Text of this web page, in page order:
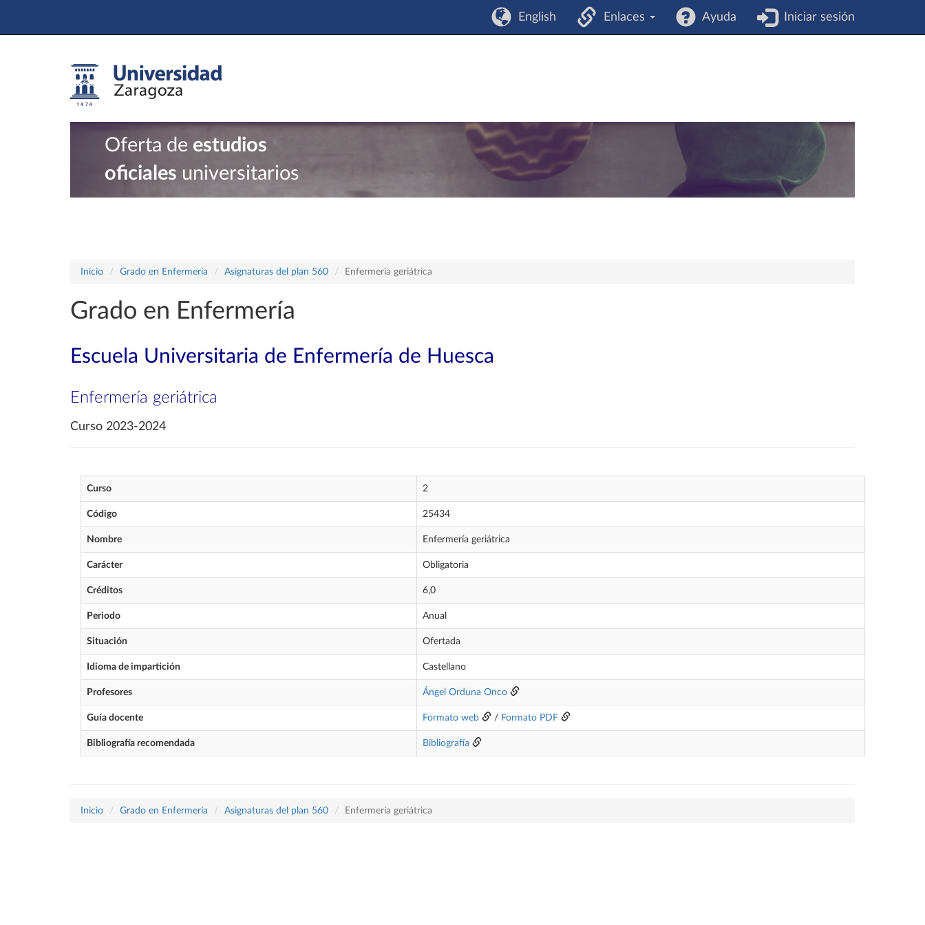
English Enlaces Ayuda Iniciar sesión
Oferta de estudios
oficiales universitarios
Inicio Grado en Enfermería Asignaturas del plan 560 Enfermería geriátrica
Grado en Enfermería
Escuela Universitaria de Enfermería de Huesca
Enfermería geriátrica
Curso 2023-2024
Curso 2
Código 25434
Nombre Enfermería geriátrica
Carácter Obligatoria
Créditos 6,0
Periodo Anual
Situación Ofertada
Idioma de impartición Castellano
Profesores Ángel Orduna Onco
Guía docente Formato web / Formato PDF
Bibliografía recomendada Bibliografía
Inicio Grado en Enfermería Asignaturas del plan 560 Enfermería geriátrica